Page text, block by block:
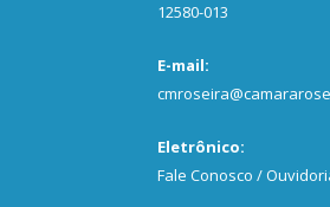
12580-013
E-mail:
Eletrônico:
Fale Conosco /